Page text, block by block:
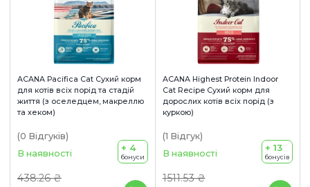
ACANA Pacifica Cat Сухий корм
для котів всіх порід та стадій
життя (з оселедцем, макреллю
та хеком)
(0 Відгуків)
В наявності
438.26 ₴
+ 4
бонуси
ACANA Highest Protein Indoor
Cat Recipe Сухий корм для
дорослих котів всіх порід (з
куркою)
(1 Відгук)
В наявності
1511.53 ₴
+ 13
бонусів